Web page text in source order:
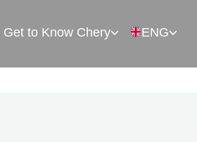
Get to Know Chery ENG